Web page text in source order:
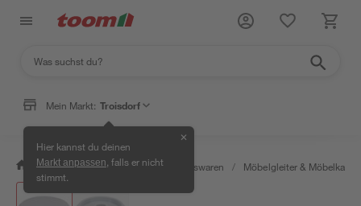
Mein Markt: Troisdorf
Hier kannst du deinen
Markt anpassen , falls er nicht
stimmt.
✕
/ Wohnen & Haushalt / Haushaltswaren / Möbelgleiter &